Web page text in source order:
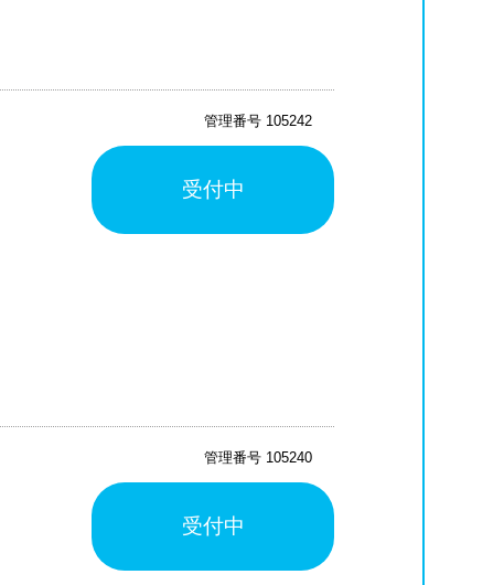
受付中
管理番号 105242
受付中
管理番号 105240